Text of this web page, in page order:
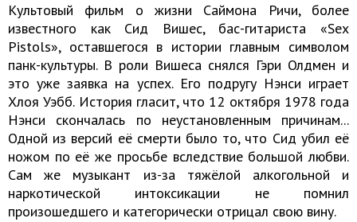
Культовый фильм о жизни Саймона Ричи, более
известного как Сид Вишес, бас-гитариста «Sex
Pistols», оставшегося в истории главным символом
панк-культуры. В роли Вишеса снялся Гэри Олдмен и
это уже заявка на успех. Его подругу Нэнси играет
Хлоя Уэбб. История гласит, что 12 октября 1978 года
Нэнси скончалась по неустановленным причинам...
Одной из версий её смерти было то, что Сид убил её
ножом по её же просьбе вследствие большой любви.
Сам же музыкант из-за тяжёлой алкогольной и
наркотической интоксикации не помнил
произошедшего и категорически отрицал свою вину.